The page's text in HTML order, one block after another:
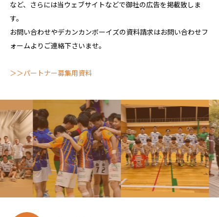
など、さらには当ウェブサイトなどで御社の広告を掲載致しま
す。
お問い合わせやデカンカンボーイズの資料請求はお問い合わせフ
ォームよりご連絡下さいませ。
＞＞パートナー募集用資料